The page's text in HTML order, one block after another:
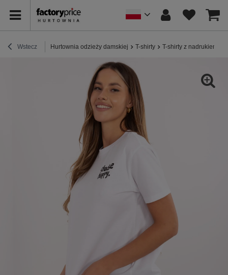
Wstecz Hurtownia odzieży damskiej T-shirty T-shirty z nadrukiem